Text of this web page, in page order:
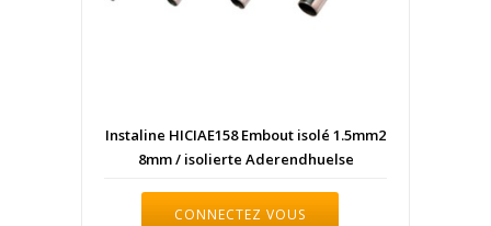
Instaline HICIAE158 Embout isolé 1.5mm2
8mm / isolierte Aderendhuelse
CONNECTEZ VOUS